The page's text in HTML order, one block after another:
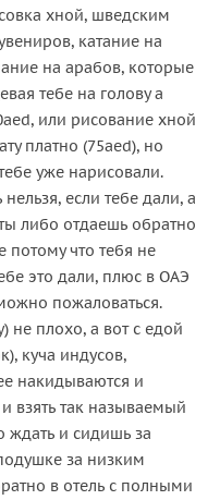
хной, шведским
катание на
на арабов, которые
тебе на голову а
или рисование хной
платно (75aed), но
уже нарисовали.
нельзя, если тебе дали, а
либо отдаешь обратно
потому что тебя не
это дали, плюс в ОАЭ
пожаловаться.
не плохо, а вот с едой
куча индусов,
накидываются и
взять так называемый
ждать и сидишь за
за низким
в отель с полными